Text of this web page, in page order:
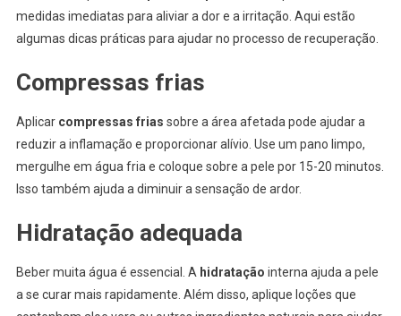
medidas imediatas para aliviar a dor e a irritação. Aqui estão
algumas dicas práticas para ajudar no processo de recuperação.
Compressas frias
Aplicar compressas frias sobre a área afetada pode ajudar a
reduzir a inflamação e proporcionar alívio. Use um pano limpo,
mergulhe em água fria e coloque sobre a pele por 15-20 minutos.
Isso também ajuda a diminuir a sensação de ardor.
Hidratação adequada
Beber muita água é essencial. A hidratação interna ajuda a pele
a se curar mais rapidamente. Além disso, aplique loções que